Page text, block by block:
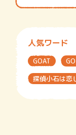
人気ワード
GOAT
探偵小石は恋